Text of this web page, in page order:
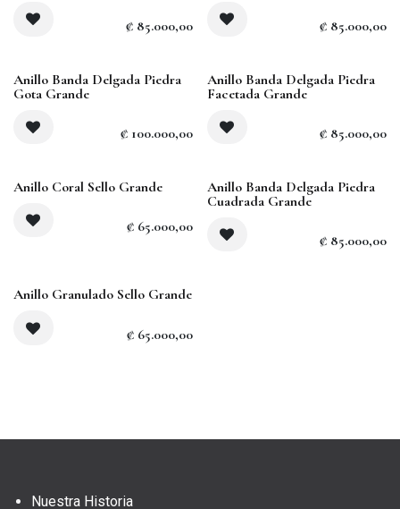
₡ 85.000,00 ₡ 85.000,00
Anillo Banda Delgada Piedra
Gota Grande
₡ 100.000,00
Agotado
Anillo Banda Delgada Piedra
Facetada Grande
₡ 85.000,00
Anillo Coral Sello Grande
₡ 65.000,00
Anillo Banda Delgada Piedra
Cuadrada Grande
₡ 85.000,00
Agotado
Anillo Granulado Sello Grande
₡ 65.000,00
Nuestra Historia